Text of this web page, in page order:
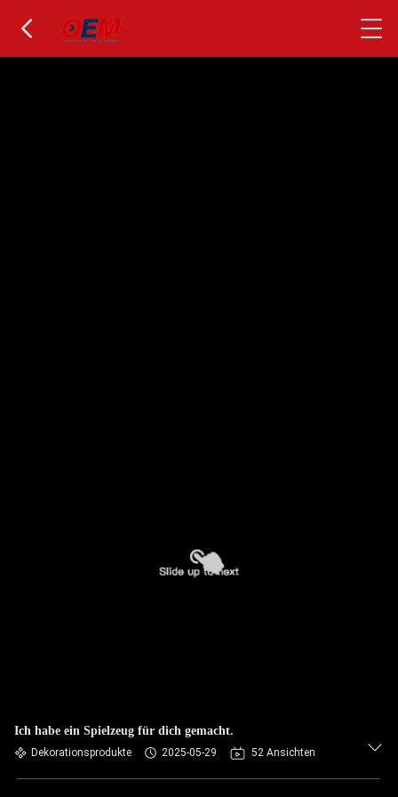
Ich habe ein Spielzeug für dich gemacht.
Dekorationsprodukte 2025-05-29 52 Ansichten